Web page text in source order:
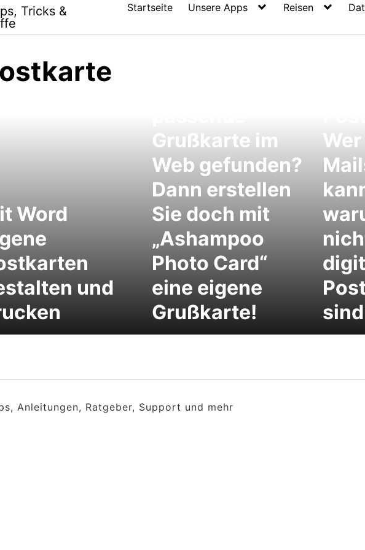
Tricks &
Startseite Unsere Apps Reisen
Word
und
Grußkarte im
Web gefunden?
Dann erstellen
Sie doch mit
„Ashampoo
Photo Card“
eine eigene
Grußkarte!
sind
Anleitungen, Ratgeber, Support und mehr